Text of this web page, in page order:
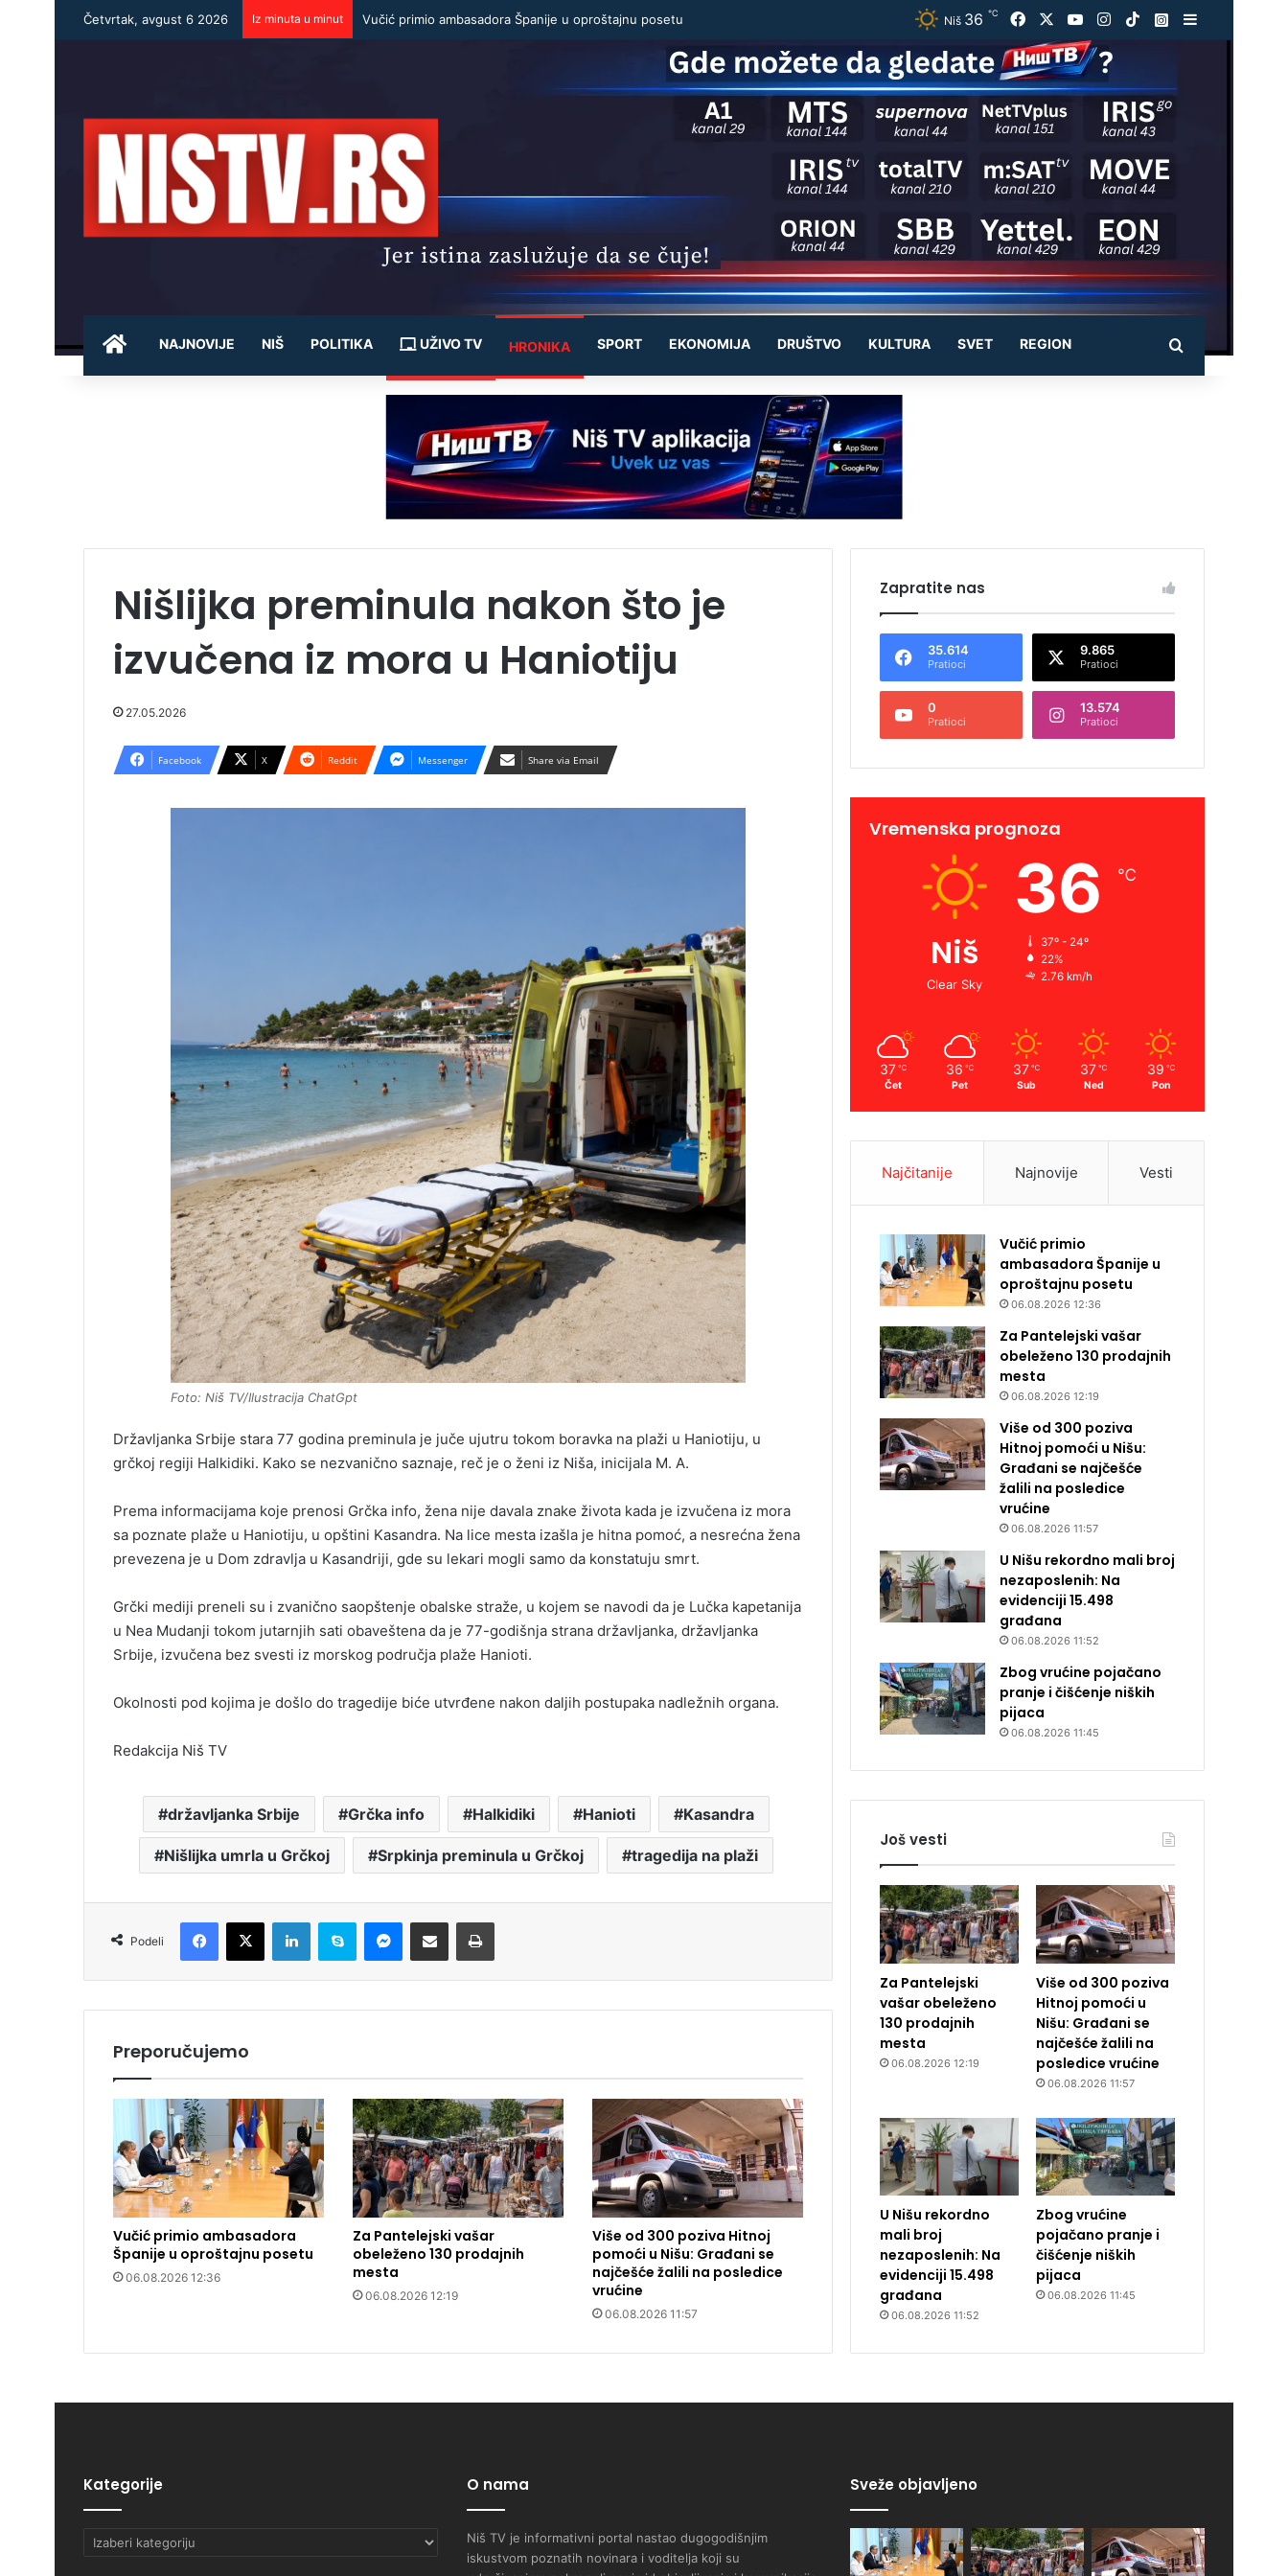
Četvrtak, avgust 6 2026 Iz minuta u minut Vučić primio ambasadora Španije u oproštajnu posetu Niš 36 ℃ Facebook YouTubeInstagram
TikTokInstagram
POČETNA
NAJNOVIJE NIŠ POLITIKA UŽIVO TV HRONIKA SPORT EKONOMIJA DRUŠTVO KULTURA SVET REGION Pretraži
Nišlijka preminula nakon što je
izvučena iz mora u Haniotiju
27.05.2026
Facebook X Reddit Messenger Share via Email
Foto: Niš TV/Ilustracija ChatGpt
Državljanka Srbije stara 77 godina preminula je juče ujutru tokom boravka na plaži u Haniotiju, u
grčkoj regiji Halkidiki. Kako se nezvanično saznaje, reč je o ženi iz Niša, inicijala M. A.
Prema informacijama koje prenosi Grčka info, žena nije davala znake života kada je izvučena iz mora
sa poznate plaže u Haniotiju, u opštini Kasandra. Na lice mesta izašla je hitna pomoć, a nesrećna žena
prevezena je u Dom zdravlja u Kasandriji, gde su lekari mogli samo da konstatuju smrt.
Grčki mediji preneli su i zvanično saopštenje obalske straže, u kojem se navodi da je Lučka kapetanija
u Nea Mudanji tokom jutarnjih sati obaveštena da je 77-godišnja strana državljanka, državljanka
Srbije, izvučena bez svesti iz morskog područja plaže Hanioti.
Okolnosti pod kojima je došlo do tragedije biće utvrđene nakon daljih postupaka nadležnih organa.
Redakcija Niš TV
državljanka Srbije Grčka info Halkidiki Hanioti Kasandra
Nišlijka umrla u Grčkoj Srpkinja preminula u Grčkoj tragedija na plaži
Podeli
Preporučujemo
Vučić primio ambasadora
Španije u oproštajnu posetu
06.08.2026 12:36
Za Pantelejski vašar
obeleženo 130 prodajnih
mesta
06.08.2026 12:19
Više od 300 poziva Hitnoj
pomoći u Nišu: Građani se
najčešće žalili na posledice
vrućine
06.08.2026 11:57
Zapratite nas
35.614
Pratioci
9.865
Pratioci
0
Pratioci
13.574
Pratioci
Vremenska prognoza
Niš
Clear Sky
36 ℃
37º - 24º
22%
2.76 km/h
37 ℃
Čet
36 ℃
Pet
37 ℃
Sub
37 ℃
Ned
39 ℃
Pon
Najčitanije Najnovije Vesti
Vučić primio
ambasadora Španije u
oproštajnu posetu
06.08.2026 12:36
Za Pantelejski vašar
obeleženo 130 prodajnih
mesta
06.08.2026 12:19
Više od 300 poziva
Hitnoj pomoći u Nišu:
Građani se najčešće
žalili na posledice
vrućine
06.08.2026 11:57
U Nišu rekordno mali broj
nezaposlenih: Na
evidenciji 15.498
građana
06.08.2026 11:52
Zbog vrućine pojačano
pranje i čišćenje niških
pijaca
06.08.2026 11:45
Još vesti
Za Pantelejski
vašar obeleženo
130 prodajnih
mesta
06.08.2026 12:19
Više od 300 poziva
Hitnoj pomoći u
Nišu: Građani se
najčešće žalili na
posledice vrućine
06.08.2026 11:57
U Nišu rekordno
mali broj
nezaposlenih: Na
evidenciji 15.498
građana
06.08.2026 11:52
Zbog vrućine
pojačano pranje i
čišćenje niških
pijaca
06.08.2026 11:45
Kategorije
Kategorije
O nama
Niš TV je informativni portal nastao dugogodišnjim
iskustvom poznatih novinara i voditelja koji su
Sveže objavljeno